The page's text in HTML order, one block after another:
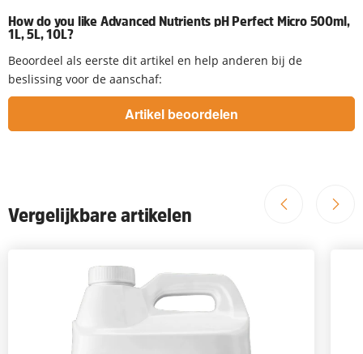
How do you like Advanced Nutrients pH Perfect Micro 500ml,
1L, 5L, 10L?
Beoordeel als eerste dit artikel en help anderen bij de
beslissing voor de aanschaf:
Vergelijkbare artikelen